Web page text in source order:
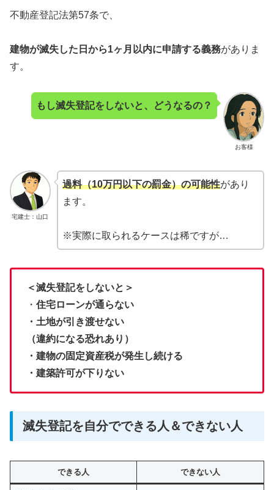
不動産登記法第57条で、
建物が滅失した日から1ヶ月以内に申請する義務がありま
す。
お客様
もし滅失登記をしないと、どうなるの？
宅建士：山口
過料（10万円以下の罰金）の可能性があり
ます。
※実際に取られるケースは稀ですが…
＜滅失登記をしないと＞
・ 住宅ローンが通らない
・土地が引き渡せない
（違約になる恐れあり）
・建物の固定資産税が発生し続ける
・建築許可が下りない
滅失登記を自分でできる人＆できない人
できる人 できない人